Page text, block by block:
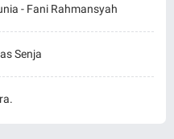
- Fani Rahmansyah
Senja